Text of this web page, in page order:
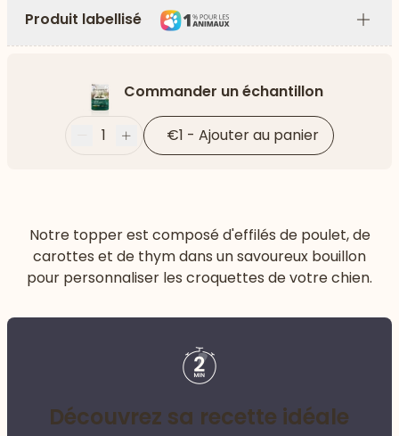
Produit labellisé
Commander un échantillon
Moins
1 Plus €1 - Ajouter au panier
Notre topper est composé d'effilés de poulet, de
carottes et de thym dans un savoureux bouillon
pour personnaliser les croquettes de votre chien.
Découvrez sa recette idéale